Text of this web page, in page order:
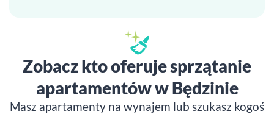
Zobacz kto oferuje sprzątanie
apartamentów w Będzinie
Masz apartamenty na wynajem lub szukasz kogoś